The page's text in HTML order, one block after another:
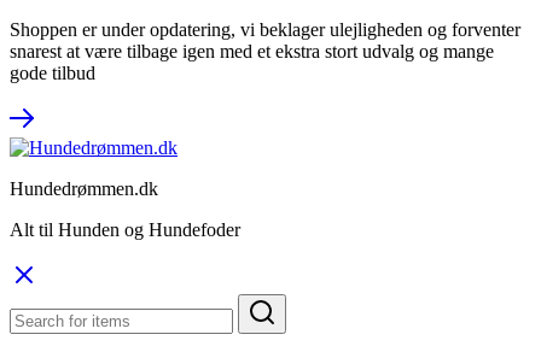
Shoppen er under opdatering, vi beklager ulejligheden og forventer
snarest at være tilbage igen med et ekstra stort udvalg og mange
gode tilbud
Hundedrømmen.dk
Alt til Hunden og Hundefoder